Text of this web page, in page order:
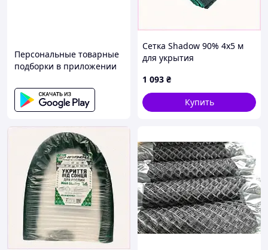
Персональные товарные
подборки в приложении
Сетка Shadow 90% 4х5 м
для укрытия
8604M27E6
1 093 ₴
Купить